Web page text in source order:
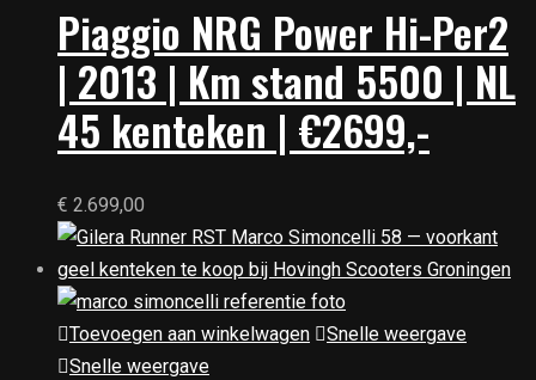
Piaggio NRG Power Hi-Per2
| 2013 | Km stand 5500 | NL
45 kenteken | €2699,-
€ 2.699,00
Toevoegen aan winkelwagen
Snelle weergave
Snelle weergave